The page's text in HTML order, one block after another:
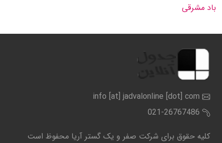
باد مشرقی
info [at] jadvalonline [dot] com
021-26767486
کلیه حقوق برای شرکت صفر و یک گستر آریا محفوظ است